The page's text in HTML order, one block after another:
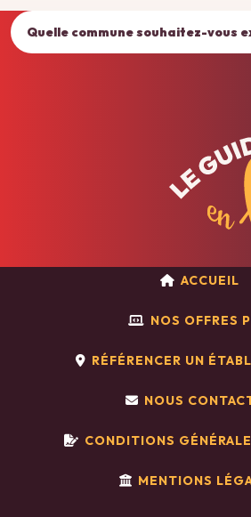
ACCUEIL
NOS OFFRES
RÉFÉRENCER UN
NOUS
CONDITIONS
MENTIONS